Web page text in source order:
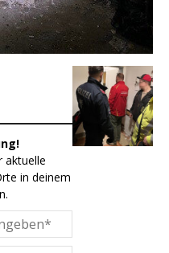
aktuelle
in deinem